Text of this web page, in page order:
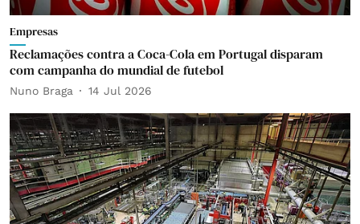
Empresas
Reclamações contra a Coca-Cola em Portugal disparam
com campanha do mundial de futebol
Nuno Braga 14 Jul 2026